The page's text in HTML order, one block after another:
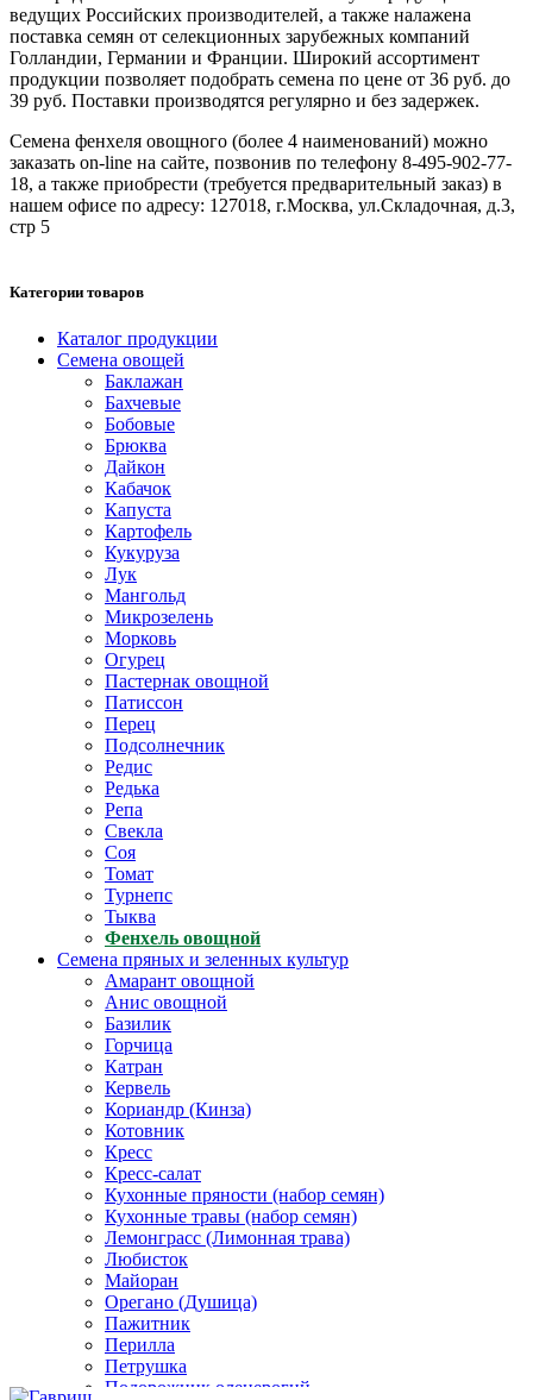
ведущих Российских производителей, а также налажена
поставка семян от селекционных зарубежных компаний
Голландии, Германии и Франции. Широкий ассортимент
продукции позволяет подобрать семена по цене от 36 руб. до
39 руб. Поставки производятся регулярно и без задержек.
Семена фенхеля овощного (более 4 наименований) можно
заказать on-line на сайте, позвонив по телефону 8-495-902-77-
18, а также приобрести (требуется предварительный заказ) в
нашем офисе по адресу: 127018, г.Москва, ул.Складочная, д.3,
стр 5
Категории товаров
Каталог продукции
Семена овощей
Баклажан
Бахчевые
Бобовые
Брюква
Дайкон
Кабачок
Капуста
Картофель
Кукуруза
Лук
Мангольд
Микрозелень
Морковь
Огурец
Пастернак овощной
Патиссон
Перец
Подсолнечник
Редис
Редька
Репа
Свекла
Соя
Томат
Турнепс
Тыква
Фенхель овощной
Семена пряных и зеленных культур
Амарант овощной
Анис овощной
Базилик
Горчица
Катран
Кервель
Кориандр (Кинза)
Котовник
Кресс
Кресс-салат
Кухонные пряности (набор семян)
Кухонные травы (набор семян)
Лемонграсс (Лимонная трава)
Любисток
Майоран
Орегано (Душица)
Пажитник
Перилла
Петрушка
Подорожник оленерогий